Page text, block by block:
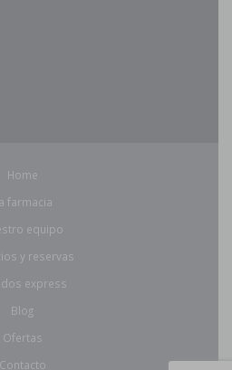
Home
farmacia
equipo
y reservas
express
Blog
Ofertas
Contacto